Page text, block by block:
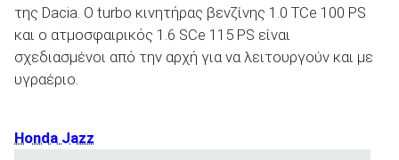
της Dacia. Ο turbo κινητήρας βενζίνης 1.0 TCe 100 PS
και ο ατμοσφαιρικός 1.6 SCe 115 PS είναι
σχεδιασμένοι από την αρχή για να λειτουργούν και με
υγραέριο.
Honda Jazz